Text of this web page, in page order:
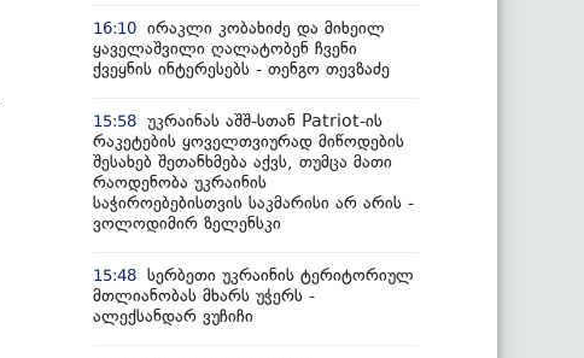
16:10 ირაკლი კობახიძე და მიხეილ
ყაველაშვილი ღალატობენ ჩვენი
ქვეყნის ინტერესებს - თენგო თევზაძე
15:58 უკრაინას აშშ-სთან Patriot-ის
რაკეტების ყოველთვიურად მიწოდების
შესახებ შეთანხმება აქვს, თუმცა მათი
რაოდენობა უკრაინის
საჭიროებებისთვის საკმარისი არ არის -
ვოლოდიმირ ზელენსკი
15:48 სერბეთი უკრაინის ტერიტორიულ
მთლიანობას მხარს უჭერს -
ალექსანდარ ვუჩიჩი